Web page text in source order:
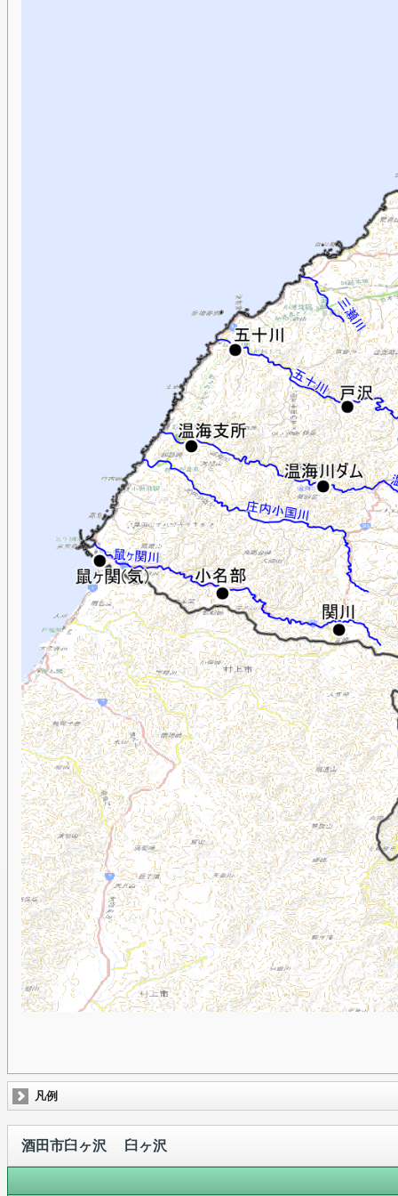
凡例
酒田市臼ヶ沢 臼ヶ沢